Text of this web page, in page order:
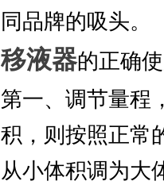
同品牌的吸头。
移液器的正确
第一、调节量程
积，则按照正常
从小体积调为大